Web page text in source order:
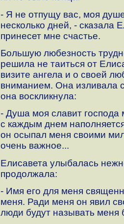
- Я не отпущу вас, моя
несколько дней, - сказала
принесет мне счастье.
Большую любезность
решила не таиться от
визите ангела и о своей
вниманием. Она изливала
она воскликнула:
- Душа моя славит
с каждым днем
он осыпал меня своими
очень важное...
Елисавета улыбалась
продолжала:
- Имя его для меня
меня. Ради меня он явил
люди будут называть меня